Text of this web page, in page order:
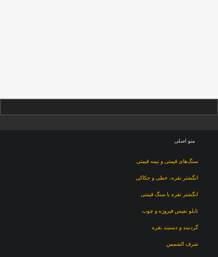
منو اصلی
سنگ‌های قیمتی و نیمه قیمتی
انگشتر نقره، خطی و حکاکی
انگشتر نقره با سنگ قیمتی
تابلو نفیس فیروزه و چوب
گردنبند و دستبند نقره
شرف الشمس